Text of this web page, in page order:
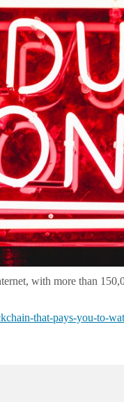
with more than
that-pays-you-to-